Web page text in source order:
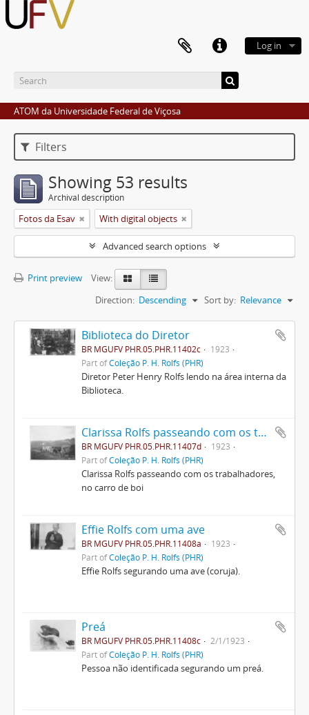
Log in
ATOM da Universidade Federal de Viçosa
Filters
Showing 53 results
Archival description
Fotos da Esav With digital objects
Advanced search options
Print preview
View:
Sort by: Relevance
Direction: Descending
Biblioteca do Diretor
BR MGUFV PHR.05.PHR.11402c
1923
Part ofColeção P. H. Rolfs (PHR)
Diretor Peter Henry Rolfs lendo na área interna da
Biblioteca.
Clarissa Rolfs passeando com os trabalhadores, no carro de boi
BR MGUFV PHR.05.PHR.11407d
1923
Part ofColeção P. H. Rolfs (PHR)
Clarissa Rolfs passeando com os trabalhadores,
no carro de boi
Effie Rolfs com uma ave
BR MGUFV PHR.05.PHR.11408a
1923
Part ofColeção P. H. Rolfs (PHR)
Effie Rolfs segurando uma ave (coruja).
Preá
BR MGUFV PHR.05.PHR.11408c
2/1/1923
Part ofColeção P. H. Rolfs (PHR)
Pessoa não identificada segurando um preá.